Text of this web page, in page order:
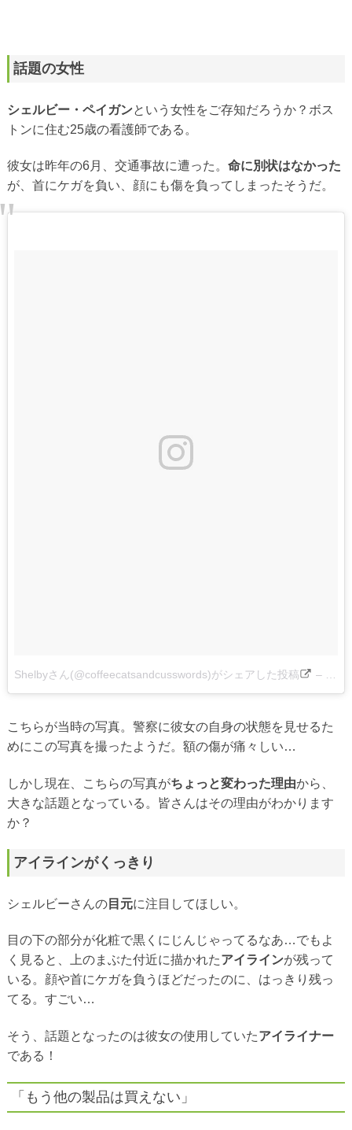
話題の女性
シェルビー・ペイガンという女性をご存知だろうか？ボス
トンに住む25歳の看護師である。
彼女は昨年の6月、交通事故に遭った。 命に別状はなかった
が、首にケガを負い、顔にも傷を負ってしまったそうだ。
Shelbyさん(@coffeecatsandcusswords)がシェアした投稿 –
こちらが当時の写真。警察に彼女の自身の状態を見せるた
めにこの写真を撮ったようだ。額の傷が痛々しい…
しかし現在、こちらの写真がちょっと変わった理由から、
大きな話題となっている。皆さんはその理由がわかります
か？
アイラインがくっきり
シェルビーさんの目元に注目してほしい。
目の下の部分が化粧で黒くにじんじゃってるなあ…でもよ
く見ると、上のまぶた付近に描かれたアイラインが残って
いる。顔や首にケガを負うほどだったのに、はっきり残っ
てる。すごい…
そう、話題となったのは彼女の使用していたアイライナー
である！
「もう他の製品は買えない」